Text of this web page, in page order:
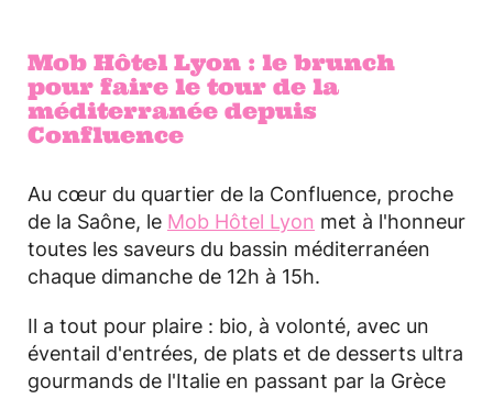
Mob Hôtel Lyon : le brunch
pour faire le tour de la
méditerranée depuis
Confluence
Au cœur du quartier de la Confluence, proche
de la Saône, le Mob Hôtel Lyon met à l'honneur
toutes les saveurs du bassin méditerranéen
chaque dimanche de 12h à 15h.
Il a tout pour plaire : bio, à volonté, avec un
éventail d'entrées, de plats et de desserts ultra
gourmands de l'Italie en passant par la Grèce